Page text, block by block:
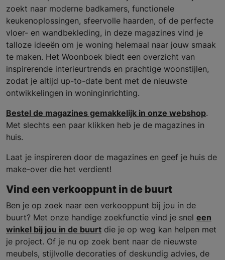
zoekt naar moderne badkamers, functionele
keukenoplossingen, sfeervolle haarden, of de perfecte
vloer- en wandbekleding, in deze magazines vind je
talloze ideeën om je woning helemaal naar jouw smaak
te maken. Het Woonboek biedt een overzicht van
inspirerende interieurtrends en prachtige woonstijlen,
zodat je altijd up-to-date bent met de nieuwste
ontwikkelingen in woninginrichting.
Bestel de magazines gemakkelijk in onze webshop.
Met slechts een paar klikken heb je de magazines in
huis.
Laat je inspireren door de magazines en geef je huis de
make-over die het verdient!
Vind een verkooppunt in de buurt
Ben je op zoek naar een verkooppunt bij jou in de
buurt? Met onze handige zoekfunctie vind je snel een
winkel bij jou in de buurt die je op weg kan helpen met
je project. Of je nu op zoek bent naar de nieuwste
meubels, stijlvolle decoraties of deskundig advies, de